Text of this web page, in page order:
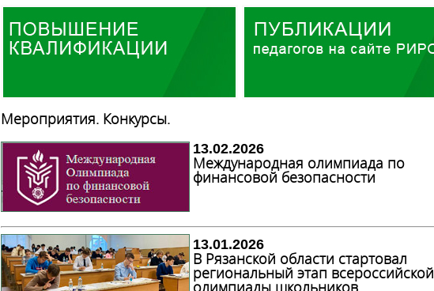
Мероприятия. Конкурсы.
13.02.2026
Международная олимпиада по
финансовой безопасности
13.01.2026
В Рязанской области стартовал
региональный этап всероссийской
олимпиады школьников